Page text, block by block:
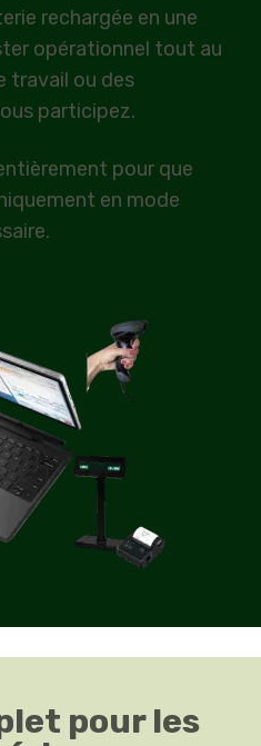
rechargée en une
opérationnel tout au
travail ou des
participez.
pour que
en mode
pour les